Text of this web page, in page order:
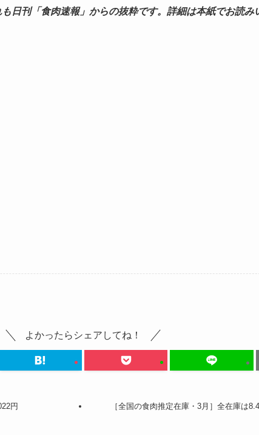
日刊「食肉速報」からの抜粋です。詳細は本紙でお読み
よかったらシェアしてね！
円 ［全国の食肉推定在庫・3月］全在庫は